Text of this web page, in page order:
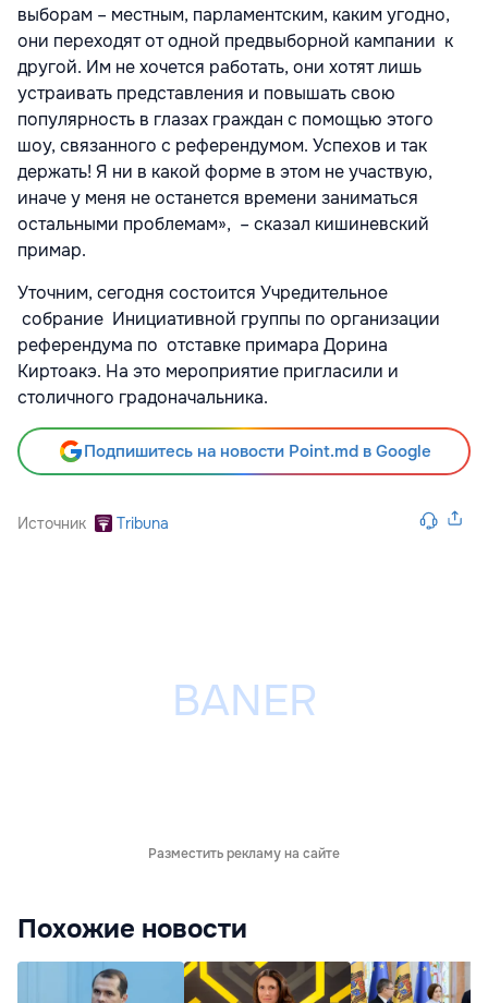
выборам – местным, парламентским, каким угодно,
они переходят от одной предвыборной кампании к
другой. Им не хочется работать, они хотят лишь
устраивать представления и повышать свою
популярность в глазах граждан с помощью этого
шоу, связанного с референдумом. Успехов и так
держать! Я ни в какой форме в этом не участвую,
иначе у меня не останется времени заниматься
остальными проблемам», – сказал кишиневский
примар.
Уточним, сегодня состоится Учредительное
собрание Инициативной группы по организации
референдума по отставке примара Дорина
Киртоакэ. На это мероприятие пригласили и
столичного градоначальника.
Подпишитесь на новости Point.md в Google
Источник Tribuna
Разместить рекламу на сайте
Похожие новости